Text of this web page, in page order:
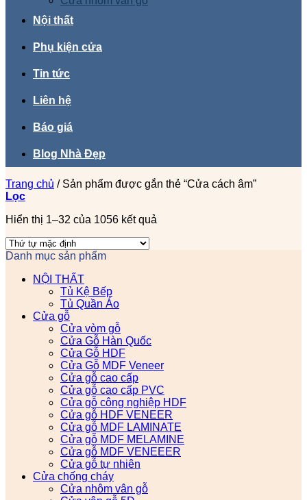
Nội thất
Phụ kiện cửa
Tin tức
Liên hệ
Báo giá
Blog Nhà Đẹp
Trang chủ /Sản phẩm được gắn thẻ “Cửa cách âm”
Lọc
Hiển thị 1–32 của 1056 kết quả
Danh mục sản phẩm
NỘI THẤT
Tủ Kệ Bếp
Tủ Quần Áo
Cửa gỗ
Cửa vòm gỗ
Cửa Gỗ Hàn Quốc
Cửa Gỗ HDF
Cửa Gỗ MDF Veneer
Cửa gỗ cao cấp
Cửa gỗ cao cấp PVC
Cửa gỗ công nghiệp HDF
Cửa gỗ HDF VENEER
Cửa gỗ MDF LAMINATE
Cửa gỗ MDF MELAMINE
Cửa gỗ MDF VENEEER
Cửa gỗ tự nhiên
Cửa chống cháy
Cửa nhôm vân gỗ